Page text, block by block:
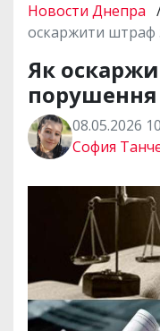
Новости Днепра
оскаржити
Як
08.05.2026
София